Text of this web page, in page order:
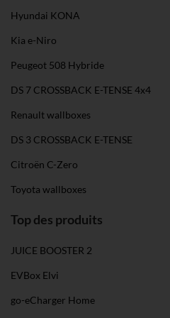
Hyundai KONA
Kia e-Niro
Peugeot 508 Hybride
DS 7 CROSSBACK E-TENSE 4x4
Renault wallboxes
DS 3 CROSSBACK E-TENSE
Citroën C-Zero
Toyota wallboxes
Top des produits
JUICE BOOSTER 2
EVBox Elvi
go-eCharger Home